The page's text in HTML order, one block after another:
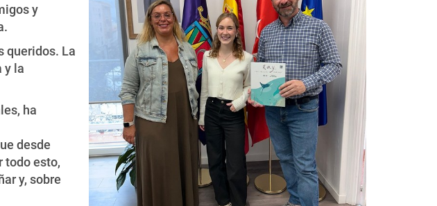
y
queridos. La
y la
ha
desde
todo esto,
y, sobre